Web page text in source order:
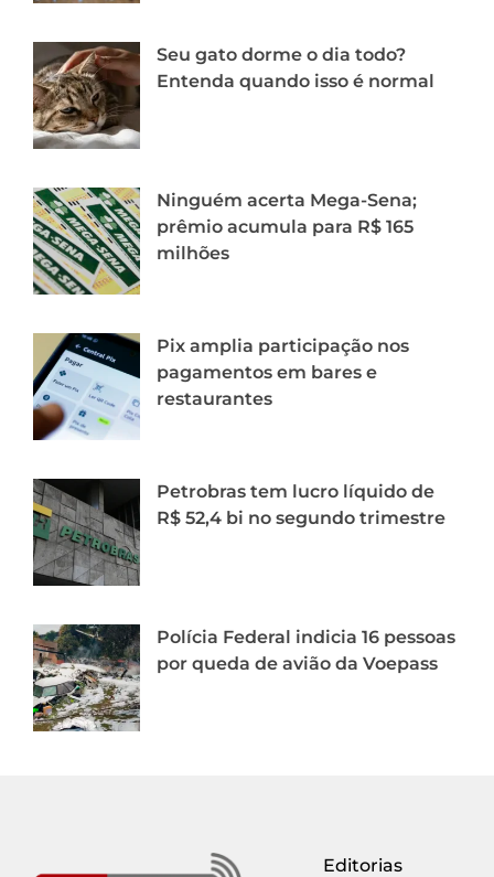
Seu gato dorme o dia todo?
Entenda quando isso é normal
Ninguém acerta Mega-Sena;
prêmio acumula para R$ 165
milhões
Pix amplia participação nos
pagamentos em bares e
restaurantes
Petrobras tem lucro líquido de
R$ 52,4 bi no segundo trimestre
Polícia Federal indicia 16 pessoas
por queda de avião da Voepass
Editorias